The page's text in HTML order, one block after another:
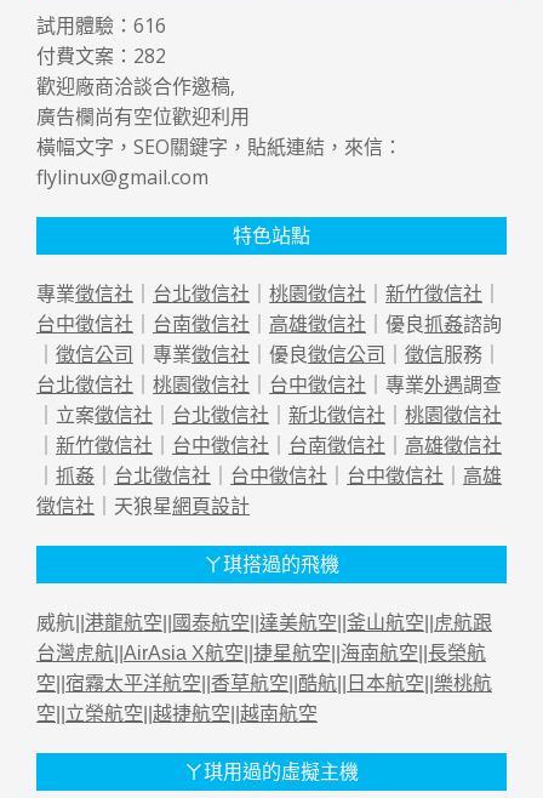
試用體驗： 616
付費文案： 282
歡迎廠商洽談合作邀稿,
廣告欄尚有空位歡迎利用
橫幅文字，SEO關鍵字，貼紙連結，來信：
flylinux@gmail.com
特色站點
專業徵信社 ｜ 台北徵信社 ｜ 桃園徵信社 ｜ 新竹徵信社 ｜
台中徵信社 ｜ 台南徵信社 ｜ 高雄徵信社 ｜優良抓姦諮詢
｜ 徵信公司 ｜專業徵信社 ｜優良徵信公司 ｜ 徵信服務｜
台北徵信社 ｜ 桃園徵信社 ｜ 台中徵信社 ｜專業外遇調查
｜立案徵信社 ｜ 台北徵信社 ｜ 新北徵信社 ｜ 桃園徵信社
｜ 新竹徵信社 ｜ 台中徵信社 ｜ 台南徵信社 ｜ 高雄徵信社
｜ 抓姦 ｜ 台北徵信社 ｜ 台中徵信社 ｜ 台中徵信社 ｜ 高雄
徵信社 ｜天狼星網頁設計
ㄚ琪搭過的飛機
威航|| 港龍航空 國泰航空 達美航空 釜山航空
虎航跟
台灣虎航 AirAsia X航空 捷星航空 海南航空 長榮航
空 宿霧太平洋航空 香草航空 酷航 日本航空 樂桃航
空 立榮航空 越捷航空 越南航空
ㄚ琪用過的虛擬主機